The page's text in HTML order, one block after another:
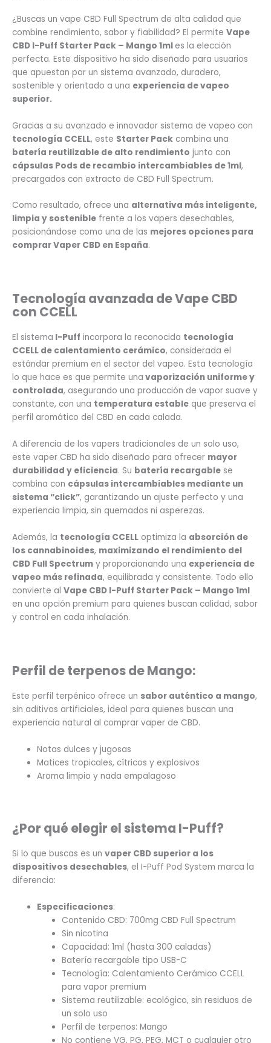
¿Buscas un vape CBD Full Spectrum de alta calidad que
combine rendimiento, sabor y fiabilidad? El permite Vape
CBD I-Puff Starter Pack – Mango 1ml es la elección
perfecta. Este dispositivo ha sido diseñado para usuarios
que apuestan por un sistema avanzado, duradero,
sostenible y orientado a una experiencia de vapeo
superior.
Gracias a su avanzado e innovador sistema de vapeo con
tecnología CCELL, este Starter Pack combina una
batería reutilizable de alto rendimiento junto con
cápsulas Pods de recambio intercambiables de 1ml,
precargados con extracto de CBD Full Spectrum.
Como resultado, ofrece una alternativa más inteligente,
limpia y sostenible frente a los vapers desechables,
posicionándose como una de las mejores opciones para
comprar Vaper CBD en España.
Tecnología avanzada de Vape CBD
con CCELL
El sistema I-Puff incorpora la reconocida tecnología
CCELL de calentamiento cerámico, considerada el
estándar premium en el sector del vapeo. Esta tecnología
lo que hace es que permite una vaporización uniforme y
controlada, asegurando una producción de vapor suave y
constante, con una temperatura estable que preserva el
perfil aromático del CBD en cada calada.
A diferencia de los vapers tradicionales de un solo uso,
este vaper CBD ha sido diseñado para ofrecer mayor
durabilidad y eficiencia. Su batería recargable se
combina con cápsulas intercambiables mediante un
sistema “click”, garantizando un ajuste perfecto y una
experiencia limpia, sin quemados ni asperezas.
Además, la tecnología CCELL optimiza la absorción de
los cannabinoides, maximizando el rendimiento del
CBD Full Spectrum y proporcionando una experiencia de
vapeo más refinada, equilibrada y consistente. Todo ello
convierte al Vape CBD I-Puff Starter Pack – Mango 1ml
en una opción premium para quienes buscan calidad, sabor
y control en cada inhalación.
Perfil de terpenos de Mango:
Este perfil terpénico ofrece un sabor auténtico a mango,
sin aditivos artificiales, ideal para quienes buscan una
experiencia natural al comprar vaper de CBD.
Notas dulces y jugosas
Matices tropicales, cítricos y explosivos
Aroma limpio y nada empalagoso
¿Por qué elegir el sistema I-Puff?
Si lo que buscas es un vaper CBD superior a los
dispositivos desechables, el I-Puff Pod System marca la
diferencia:
Especificaciones:
Contenido CBD: 700mg CBD Full Spectrum
Sin nicotina
Capacidad: 1ml (hasta 300 caladas)
Batería recargable tipo USB-C
Tecnología: Calentamiento Cerámico CCELL
para vapor premium
Sistema reutilizable: ecológico, sin residuos de
un solo uso
Perfil de terpenos: Mango
No contiene VG, PG, PEG, MCT o cualquier otro